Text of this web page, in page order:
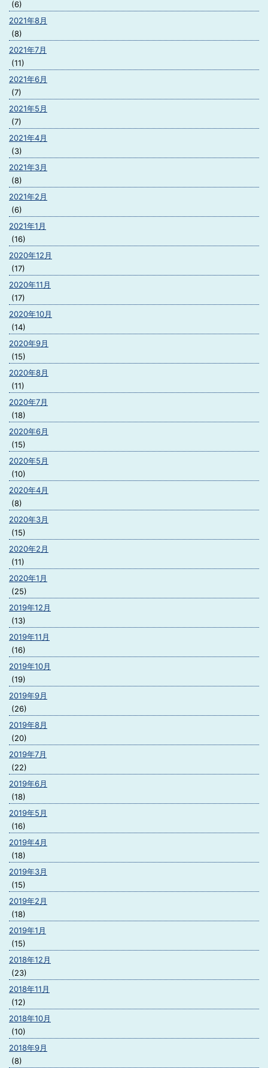
(6)
2021年8月
(8)
2021年7月
(11)
2021年6月
(7)
2021年5月
(7)
2021年4月
(3)
2021年3月
(8)
2021年2月
(6)
2021年1月
(16)
2020年12月
(17)
2020年11月
(17)
2020年10月
(14)
2020年9月
(15)
2020年8月
(11)
2020年7月
(18)
2020年6月
(15)
2020年5月
(10)
2020年4月
(8)
2020年3月
(15)
2020年2月
(11)
2020年1月
(25)
2019年12月
(13)
2019年11月
(16)
2019年10月
(19)
2019年9月
(26)
2019年8月
(20)
2019年7月
(22)
2019年6月
(18)
2019年5月
(16)
2019年4月
(18)
2019年3月
(15)
2019年2月
(18)
2019年1月
(15)
2018年12月
(23)
2018年11月
(12)
2018年10月
(10)
2018年9月
(8)